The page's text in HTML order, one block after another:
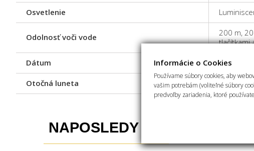
Osvetlenie
Odolnosť voči vode
200 m,
tlačítkami
Dátum Áno
Otočná luneta Otočná
NAPOSLEDY PREZERANÉ
Informácie o Cookies
Používame súbory cookies, aby
vašim potrebám (voliteľné súbory
predvoľby zariadenia, ktoré